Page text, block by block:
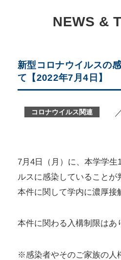
NEWS &
新型コロナウイルスの
て【2022年7月4日】
コロナウイルス関連
7月4日（月）に、本学学生
ルスに感染していることが
本件に関して学内に濃厚接
本件に関わる入構制限はあ
※感染者やそのご家族の人